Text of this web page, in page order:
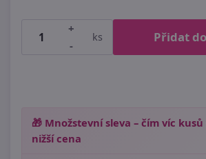
+
-
ks Přidat
🎁 Množstevní sleva – čím víc
nižší cena